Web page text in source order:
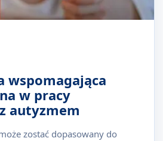
wspomagająca
w pracy
autyzmem
zostać dopasowany do